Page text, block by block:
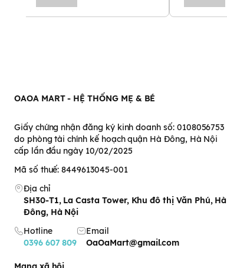
OAOA MART - HỆ THỐNG MẸ & BÉ
Giấy chứng nhận đăng ký kinh doanh số: 0108056753
do phòng tài chính kế hoạch quận Hà Đông, Hà Nội
cấp lần đầu ngày 10/02/2025
Mã số thuế: 8449613045-001
Địa chỉ
SH30-T1, La Casta Tower, Khu đô thị Văn Phú, Hà
Đông, Hà Nội
Hotline
0396 607 809
Email
OaOaMart@gmail.com